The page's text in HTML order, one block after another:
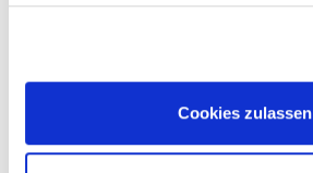
Cookies zulassen